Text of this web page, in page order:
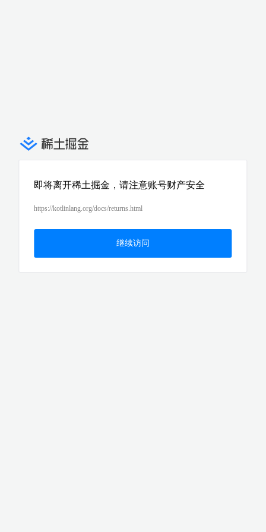
即将离开稀土掘金，请注意账号财产安全
https://kotlinlang.org/docs/returns.html
继续访问